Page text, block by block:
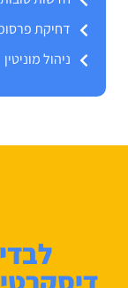
דחיקת
ניהול מוניטין